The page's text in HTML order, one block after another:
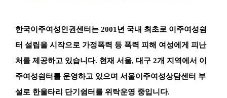
한국이주여성인권센터는 2001년 국내 최초로 이주여성쉼
터 설립을 시작으로 가정폭력 등 폭력 피해 여성에게 피난
처를 제공하고 있습니다. 현재 서울, 대구 2개 지역에서 이
주여성쉼터를 운영하고 있으며 서울이주여성상담센터 부
설로 한울타리 단기쉼터를 위탁운영 중입니다.